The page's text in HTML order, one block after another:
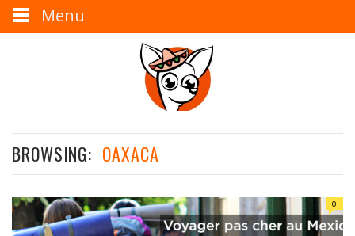
BROWSING: OAXACA
0
Menu